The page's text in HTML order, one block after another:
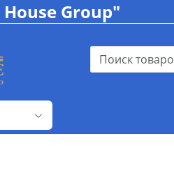
Group"